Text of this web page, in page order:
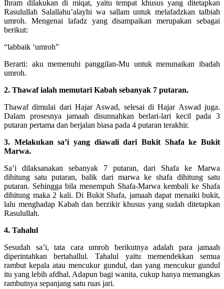
Ihram dilakukan di miqat, yaitu tempat khusus yang ditetapkan
Rasulullah Salallahu’alayhi wa sallam untuk melafadzkan talbiah
umroh. Mengenai lafadz yang disampaikan merupakan sebagai
berikut:
“labbaik ‘umroh”
Berarti: aku memenuhi panggilan-Mu untuk menunaikan ibadah
umroh.
2. Thawaf ialah memutari Kabah sebanyak 7 putaran.
Thawaf dimulai dari Hajar Aswad, selesai di Hajar Aswad juga.
Dalam prosesnya jamaah disunnahkan berlari-lari kecil pada 3
putaran pertama dan berjalan biasa pada 4 putaran terakhir.
3. Melakukan sa’i yang diawali dari Bukit Shafa ke Bukit
Marwa.
Sa’i dilaksanakan sebanyak 7 putaran, dari Shafa ke Marwa
dihitung satu putaran, balik dari marwa ke shafa dihitung satu
putaran. Sehingga bila menempuh Shafa-Marwa kembali ke Shafa
dihitung maka 2 kali. Di Bukit Shafa, jamaah dapat menaiki bukit,
lalu menghadap Kabah dan berzikir khusus yang sudah ditetapkan
Rasulullah.
4. Tahalul
Sesudah sa’i, tata cara umroh berikutnya adalah para jamaah
diperintahkan bertahallul. Tahalul yaitu memendekkan semua
rambut kepala atau mencukur gundul, dan yang mencukur gundul
itu yang lebih afdhal. Adapun bagi wanita, cukup hanya memangkas
rambutnya sepanjang satu ruas jari.